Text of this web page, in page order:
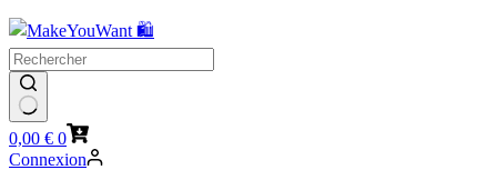
Panier
d’achat
0,00 € 0
Connexion